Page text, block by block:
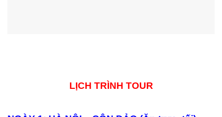
LỊCH TRÌNH TOUR